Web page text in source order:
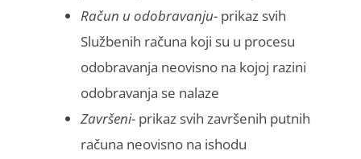
Račun u odobravanju- prikaz svih
Službenih računa koji su u procesu
odobravanja neovisno na kojoj razini
odobravanja se nalaze
Završeni- prikaz svih završenih putnih
računa neovisno na ishodu